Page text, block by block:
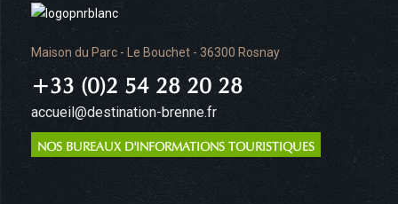
Maison du Parc - Le Bouchet - 36300 Rosnay
+33 (0)2 54 28 20 28
accueil@destination-brenne.fr
NOS BUREAUX D'INFORMATIONS TOURISTIQUES